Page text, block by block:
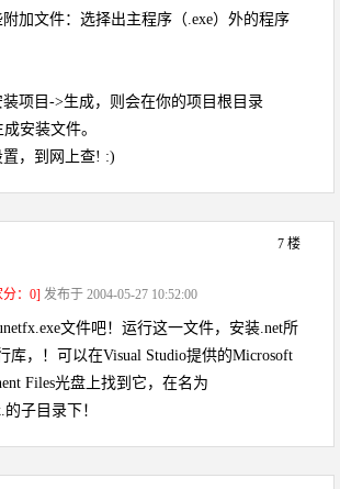
加文件：选择出主程序（.exe）外的程序
项目->生成，则会在你的项目根目录
成安装文件。
，到网上查! :)
7 楼
分：0] 发布于 2004-05-27 10:52:00
文件吧！运行这一文件，安装.net所
库，！可以在Visual Studio提供的Microsoft
Files光盘上找到它，在名为
的子目录下！